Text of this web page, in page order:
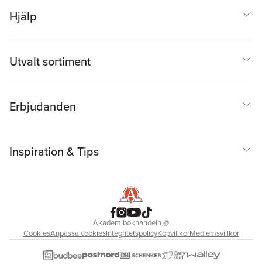
Hjälp
Utvalt sortiment
Erbjudanden
Inspiration & Tips
Akademibokhandeln@
CookiesAnpassa cookiesIntegritetspolicyKöpvillkorMedlemsvillkor